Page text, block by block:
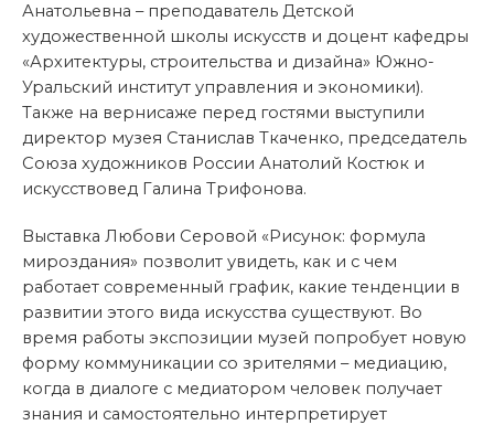
Анатольевна – преподаватель Детской
художественной школы искусств и доцент кафедры
«Архитектуры, строительства и дизайна» Южно-
Уральский институт управления и экономики).
Также на вернисаже перед гостями выступили
директор музея Станислав Ткаченко, председатель
Союза художников России Анатолий Костюк и
искусствовед Галина Трифонова.
Выставка Любови Серовой «Рисунок: формула
мироздания» позволит увидеть, как и с чем
работает современный график, какие тенденции в
развитии этого вида искусства существуют. Во
время работы экспозиции музей попробует новую
форму коммуникации со зрителями – медиацию,
когда в диалоге с медиатором человек получает
знания и самостоятельно интерпретирует